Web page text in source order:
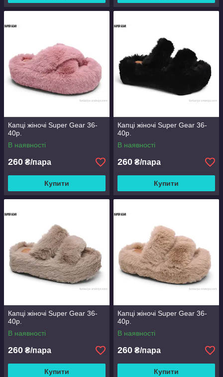
Капці жіночі Super Gear 36-
40р.
В наявності
260 ₴/пара
Купити
Капці жіночі Super Gear 36-
40р.
В наявності
260 ₴/пара
Купити
Капці жіночі Super Gear 36-
40р.
В наявності
260 ₴/пара
Купити
Капці жіночі Super Gear 36-
40р.
В наявності
260 ₴/пара
Купити